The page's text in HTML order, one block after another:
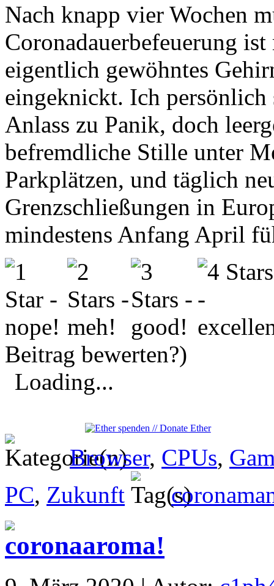
Nach knapp vier Wochen
Coronadauerbefeuerung
eigentlich gewöhntes
eingeknickt. Ich
Anlass zu Panik, doch
befremdliche Stille unter
Parkplätzen, und täglich
Grenzschließungen in
mindestens Anfang April
Beitrag bewerten?)
Loading...
Browser, CPUs,
PC, Zukunft